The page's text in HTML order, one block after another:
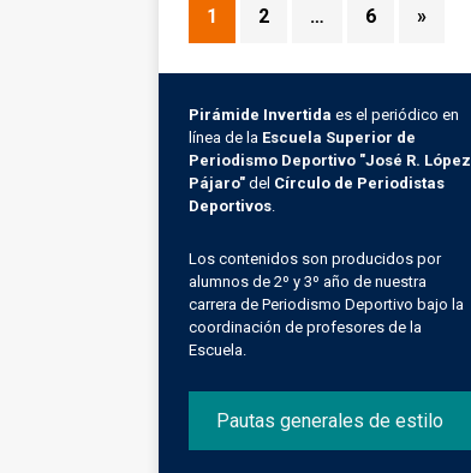
1 2 … 6 »
Pirámide Invertida es el periódico en
línea de la Escuela Superior de
Periodismo Deportivo "José R. López
Pájaro" del Círculo de Periodistas
Deportivos.
Los contenidos son producidos por
alumnos de 2º y 3º año de nuestra
carrera de Periodismo Deportivo bajo la
coordinación de profesores de la
Escuela.
Pautas generales de estilo